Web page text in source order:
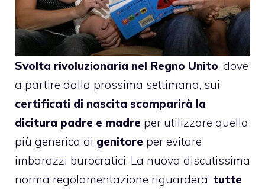
Svolta rivoluzionaria nel Regno Unito, dove
a partire dalla prossima settimana, sui
certificati di nascita scomparirà la
dicitura padre e madre per utilizzare quella
più generica di genitore per evitare
imbarazzi burocratici. La nuova discutissima
norma regolamentazione riguardera’ tutte